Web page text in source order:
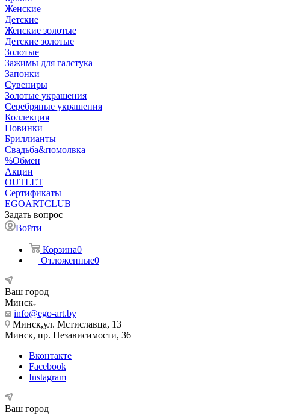
Женские
Детские
Женские золотые
Детские золотые
Золотые
Зажимы для галстука
Запонки
Сувениры
Золотые украшения
Серебряные украшения
Коллекция
Новинки
Бриллианты
Свадьба&помолвка
%Обмен
Акции
OUTLET
Сертификаты
EGOARTCLUB
Задать вопрос
Войти
Корзина0
Отложенные0
Ваш город
Минск
info@ego-art.by
Минск,ул. Мстиславца, 13
Минск, пр. Независимости, 36
Вконтакте
Facebook
Instagram
Ваш город